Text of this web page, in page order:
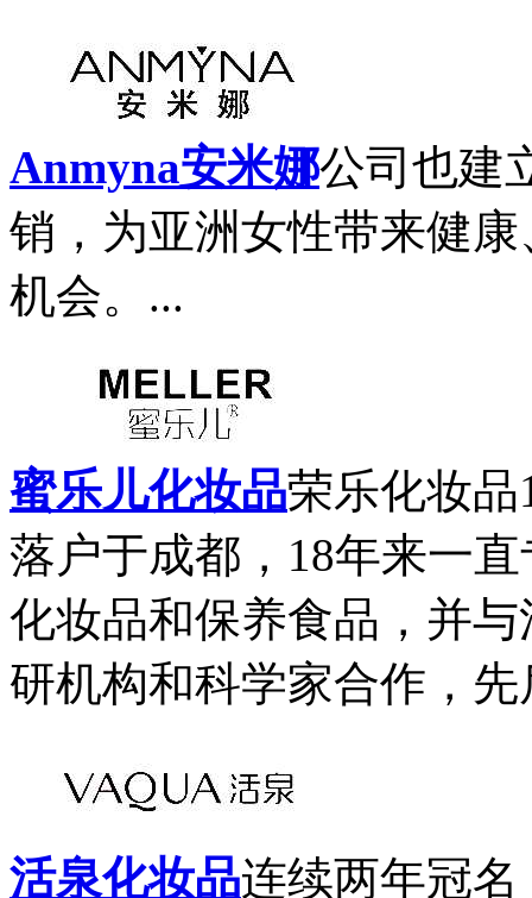
Anmyna安米娜公司也建
销，为亚洲女性带来健
机会。...
蜜乐儿化妆品荣乐化妆品
落户于成都，18年来一
化妆品和保养食品，并
研机构和科学家合作，
活泉化妆品连续两年冠